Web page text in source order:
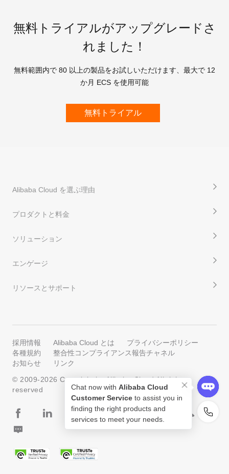
無料トライアルがアップグレードさ
れました！
無料範囲内で 80 以上の製品をお試しいただけます、最大で 12
か月 ECS を使用可能
無料トライアル
Alibaba Cloud を選ぶ理由
プロダクトと料金
ソリューション
エンゲージ
リソースとサポート
採用情報 Alibaba Cloud とは
プライバシーポリシー
各種規約
整合性コンプライアンス報告チャネル
お知らせ
リンク
© 2009-2026 Copyright by Alibaba Cloud All rights
reserved
Chat now with Alibaba Cloud
Customer Service to assist you in
finding the right products and
services to meet your needs.